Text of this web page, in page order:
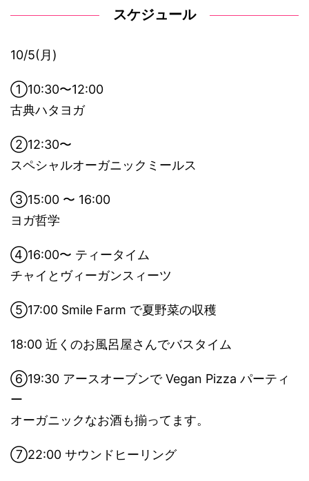
スケジュール
10/5(月)
①10:30〜12:00
古典ハタヨガ
②12:30〜
スペシャルオーガニックミールス
③15:00 〜 16:00
ヨガ哲学
④16:00〜 ティータイム
チャイとヴィーガンスィーツ
⑤17:00 Smile Farm で夏野菜の収穫
18:00 近くのお風呂屋さんでバスタイム
⑥19:30 アースオーブンで Vegan Pizza パーティ
ー
オーガニックなお酒も揃ってます。
⑦22:00 サウンドヒーリング